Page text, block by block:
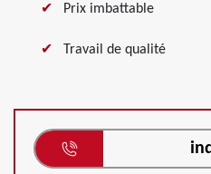
Prix imbattable
Travail de qualité